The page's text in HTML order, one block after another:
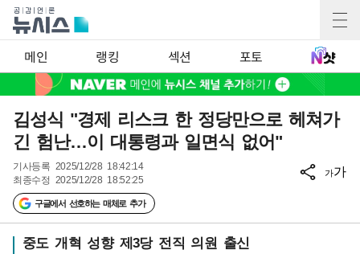
메인 랭킹 섹션 포토
김성식 "경제 리스크 한 정당만으로 헤쳐가
긴 험난…이 대통령과 일면식 없어"
기사등록 2025/12/28 18:42:14
최종수정 2025/12/28 18:52:25
구글에서 선호하는 매체로 추가
가가
중도 개혁 성향 제3당 전직 의원 출신